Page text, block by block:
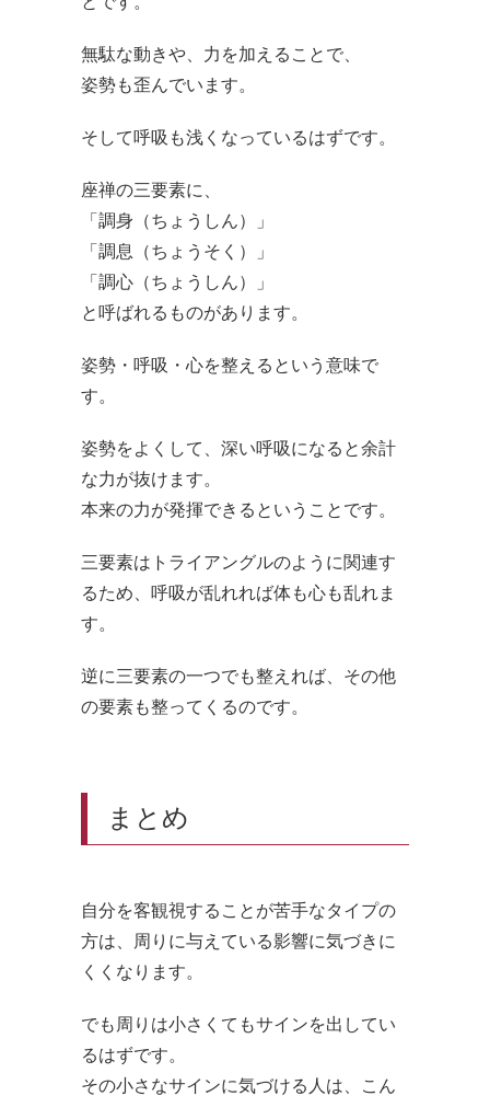
無駄な動きや、力を加えることで、
姿勢も歪んでいます。
そして呼吸も浅くなっているはずです。
座禅の三要素に、
「調身（ちょうしん）」
「調息（ちょうそく）」
「調心（ちょうしん）」
と呼ばれるものがあります。
姿勢・呼吸・心を整えるという意味で
す。
姿勢をよくして、深い呼吸になると余計
な力が抜けます。
本来の力が発揮できるということです。
三要素はトライアングルのように関連す
るため、呼吸が乱れれば体も心も乱れま
す。
逆に三要素の一つでも整えれば、その他
の要素も整ってくるのです。
まとめ
自分を客観視することが苦手なタイプの
方は、周りに与えている影響に気づきに
くくなります。
でも周りは小さくてもサインを出してい
るはずです。
その小さなサインに気づける人は、こん